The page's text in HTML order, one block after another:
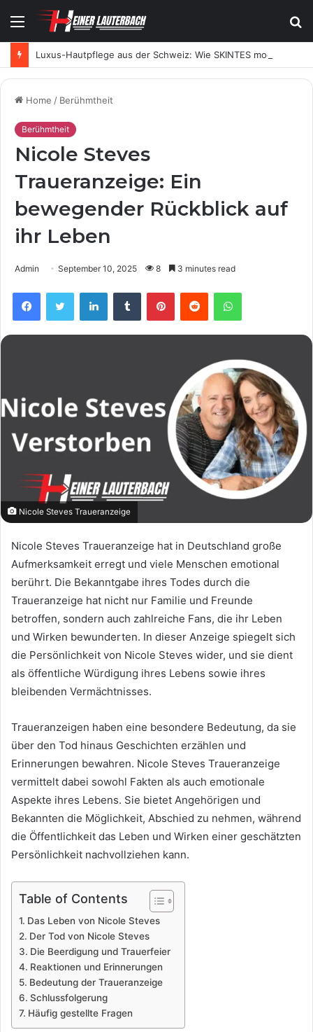
Menu
Home / Berühmtheit
Berühmtheit
Nicole Steves
Traueranzeige: Ein
bewegender Rückblick auf
ihr Leben
Admin September 10, 2025 8 3 minutes read
FacebookTwitter LinkedInTumblr PinterestReddit WhatsApp
Nicole Steves Traueranzeige
Nicole Steves Traueranzeige hat in Deutschland große
Aufmerksamkeit erregt und viele Menschen emotional
berührt. Die Bekanntgabe ihres Todes durch die
Traueranzeige hat nicht nur Familie und Freunde
betroffen, sondern auch zahlreiche Fans, die ihr Leben
und Wirken bewunderten. In dieser Anzeige spiegelt sich
die Persönlichkeit von Nicole Steves wider, und sie dient
als öffentliche Würdigung ihres Lebens sowie ihres
bleibenden Vermächtnisses.
Traueranzeigen haben eine besondere Bedeutung, da sie
über den Tod hinaus Geschichten erzählen und
Erinnerungen bewahren. Nicole Steves Traueranzeige
vermittelt dabei sowohl Fakten als auch emotionale
Aspekte ihres Lebens. Sie bietet Angehörigen und
Bekannten die Möglichkeit, Abschied zu nehmen, während
die Öffentlichkeit das Leben und Wirken einer geschätzten
Persönlichkeit nachvollziehen kann.
Table of Contents
Das Leben von Nicole Steves
Der Tod von Nicole Steves
Die Beerdigung und Trauerfeier
Reaktionen und Erinnerungen
Bedeutung der Traueranzeige
Schlussfolgerung
Häufig gestellte Fragen